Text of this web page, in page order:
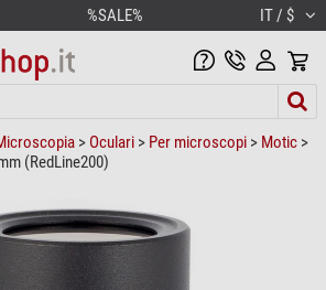
%SALE% IT / $
> Oculari > Per microscopi > Motic >
(RedLine200)